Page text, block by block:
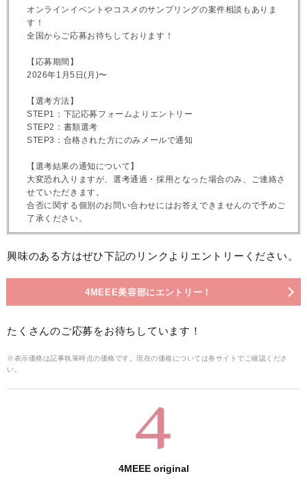
オンラインイベントやコスメのサンプリングの案件相談もありま
す！
全国からご応募お待ちしております！
【応募期間】
2026年1月5日(月)〜
【選考方法】
STEP1：下記応募フォームよりエントリー
STEP2：書類選考
STEP3：合格された方にのみメールで通知
【選考結果の通知について】
大変恐れ入りますが、選考通過・採用となった場合のみ、ご連絡さ
せていただきます。
合否に関する個別のお問い合わせにはお答えできませんので予めご
了承ください。
興味のある方はぜひ下記のリンクよりエントリーください。
4MEEE美容部にエントリー！
たくさんのご応募をお待ちしています！
※表示価格は記事執筆時点の価格です。現在の価格については各サイトでご確認くださ
い。
4MEEE original